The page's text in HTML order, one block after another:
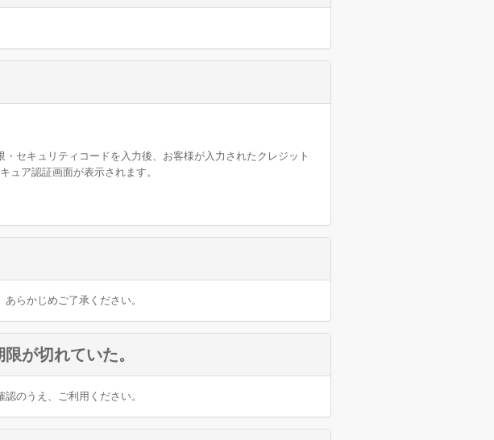
セキュリティコードを入力後、お客様が入力されたクレジット
ュア認証画面が表示されます。
らかじめご了承ください。
が切れていた。
のうえ、ご利用ください。